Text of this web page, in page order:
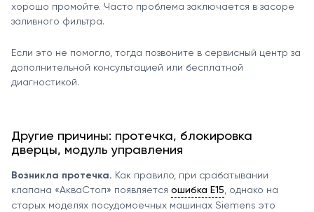
хорошо промойте. Часто проблема заключается в засоре
заливного фильтра.
Если это не помогло, тогда позвоните в сервисный центр за
дополнительной консультацией или бесплатной
диагностикой.
Другие причины: протечка, блокировка
дверцы, модуль управления
Возникла протечка. Как правило, при срабатывании
клапана «АкваСтоп» появляется ошибка E15 , однако на
старых моделях посудомоечных машинах Siemens это